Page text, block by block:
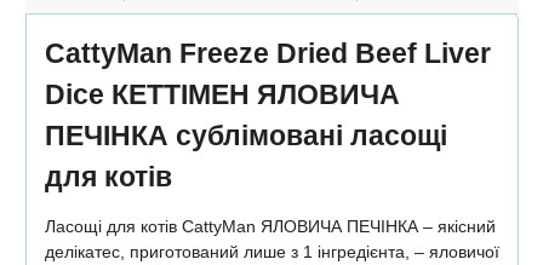
CattyMan Freeze Dried Beef Liver
Dice КЕТТІМЕН ЯЛОВИЧА
ПЕЧІНКА сублімовані ласощі
для котів
Ласощі для котів CattyMan ЯЛОВИЧА ПЕЧІНКА – якісний
делікатес, приготований лише з 1 інгредієнта, – яловичої